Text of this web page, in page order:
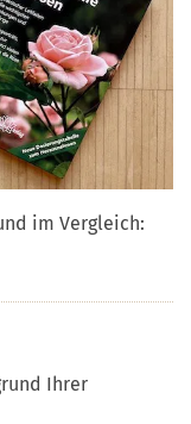
im Vergleich:
Ihrer